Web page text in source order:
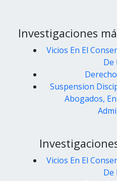
Investigaciones
Vicios En El
De
Suspension
Abogados,
Vicios En El
De